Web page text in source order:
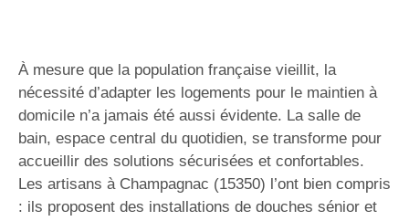
À mesure que la population française vieillit, la
nécessité d’adapter les logements pour le maintien à
domicile n’a jamais été aussi évidente. La salle de
bain, espace central du quotidien, se transforme pour
accueillir des solutions sécurisées et confortables.
Les artisans à Champagnac (15350) l’ont bien compris
: ils proposent des installations de douches sénior et